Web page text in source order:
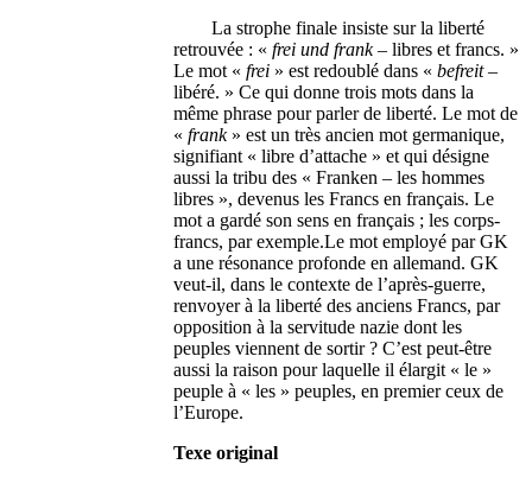
La strophe finale insiste sur la liberté
retrouvée : «frei und frank– libres et francs. »
Le mot «frei » est redoublé dans «befreit–
libéré. » Ce qui donne trois mots dans la
même phrase pour parler de liberté. Le mot de
«frank » est un très ancien mot germanique,
signifiant « libre d’attache » et qui désigne
aussi la tribu des « Franken – les hommes
libres », devenus les Francs en français. Le
mot a gardé son sens en français ; les corps-
francs, par exemple.Le mot employé par GK
a une résonance profonde en allemand. GK
veut-il, dans le contexte de l’après-guerre,
renvoyer à la liberté des anciens Francs, par
opposition à la servitude nazie dont les
peuples viennent de sortir ? C’est peut-être
aussi la raison pour laquelle il élargit « le »
peuple à « les » peuples, en premier ceux de
l’Europe.
Texe original